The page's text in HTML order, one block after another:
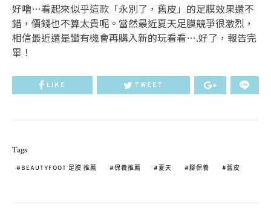
好嚕…看起來似乎這款「永別了，舊皮」的足膜效果還不
錯，價錢也不算太貴呢。當然最近夏天足膜競爭很激烈，
相信最近還是蠻有機會再購入新的玩看看….好了，報告完
畢！
LIKE TWEET
Tags
BEAUTYFOOT 足膜 推薦 保養推薦 夏天 腳保養 舊皮